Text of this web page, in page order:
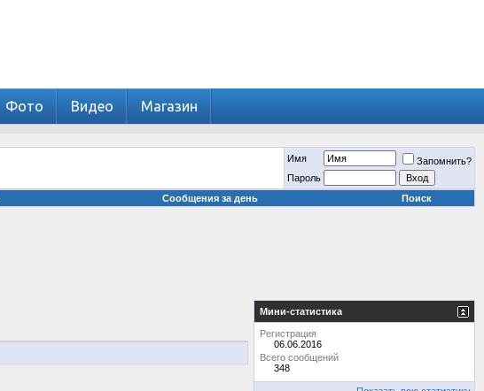
Фото Видео Магазин
Имя
Запомнить?
Пароль
Сообщения за день Поиск
Мини-статистика
Регистрация
06.06.2016
Всего сообщений
348